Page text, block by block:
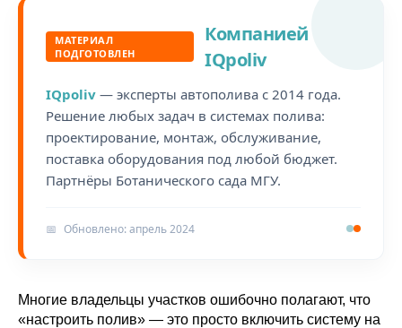
МАТЕРИАЛ
ПОДГОТОВЛЕН
Компанией
IQpoliv
IQpoliv — эксперты автополива с 2014 года.
Решение любых задач в системах полива:
проектирование, монтаж, обслуживание,
поставка оборудования под любой бюджет.
Партнёры Ботанического сада МГУ.
📅 Обновлено: апрель 2024
Многие владельцы участков ошибочно полагают, что
«настроить полив» — это просто включить систему на